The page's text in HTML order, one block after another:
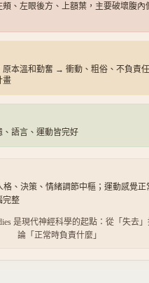
頰、左眼後方、上額葉，主要破壞腹內
原本溫和勤奮 → 衝動、粗俗、不負責任
畫
、語言、運動皆完好
格、決策、情緒調節中樞；運動感覺正
完整
是現代神經科學的起點：從「失去」
論「正常時負責什麼」